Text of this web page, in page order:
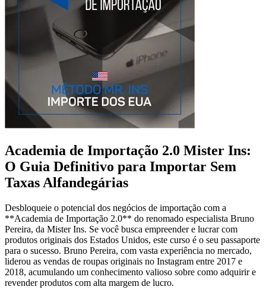
Academia de Importação 2.0 Mister Ins:
O Guia Definitivo para Importar Sem
Taxas Alfandegárias
Desbloqueie o potencial dos negócios de importação com a
**Academia de Importação 2.0** do renomado especialista Bruno
Pereira, da Mister Ins. Se você busca empreender e lucrar com
produtos originais dos Estados Unidos, este curso é o seu passaporte
para o sucesso. Bruno Pereira, com vasta experiência no mercado,
liderou as vendas de roupas originais no Instagram entre 2017 e
2018, acumulando um conhecimento valioso sobre como adquirir e
revender produtos com alta margem de lucro.